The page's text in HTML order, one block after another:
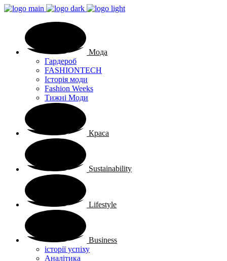
Мода
Гардероб
FASHIONTECH
Історія моди
Fashion Weeks
Тижні Моди
Краса
Sustainability
Lifestyle
Business
історії успіху
Аналітика